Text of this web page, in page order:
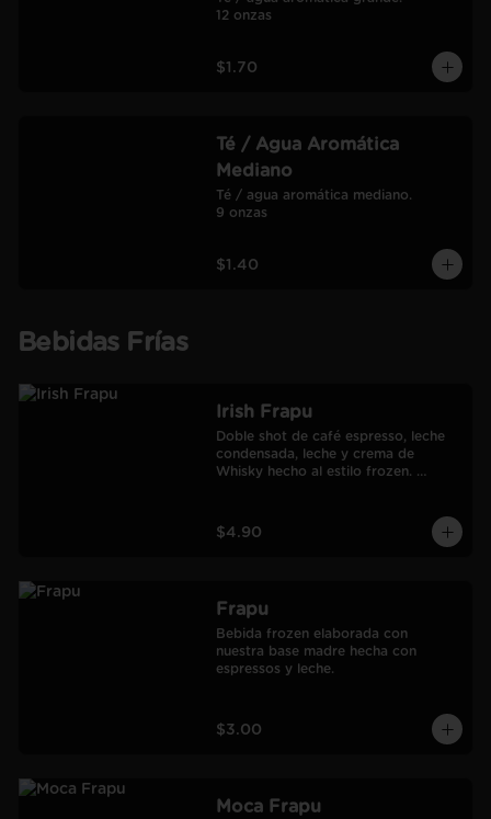
12 onzas
$1.70
Té / Agua Aromática
Mediano
Té / agua aromática mediano.
9 onzas
$1.40
Bebidas Frías
Irish Frapu
Doble shot de café espresso, leche
condensada, leche y crema de
Whisky hecho al estilo frozen.
$4.90
Frapu
Bebida frozen elaborada con
nuestra base madre hecha con
espressos y leche.
$3.00
Moca Frapu